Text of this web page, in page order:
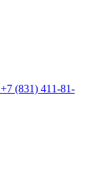
+7 (831) 411-81-